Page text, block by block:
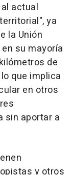
actual
ya
la Unión
su mayoría
de
que implica
en otros
sin aportar a
y otros